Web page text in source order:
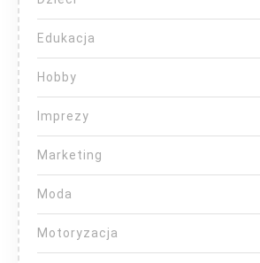
Edukacja
Hobby
Imprezy
Marketing
Moda
Motoryzacja